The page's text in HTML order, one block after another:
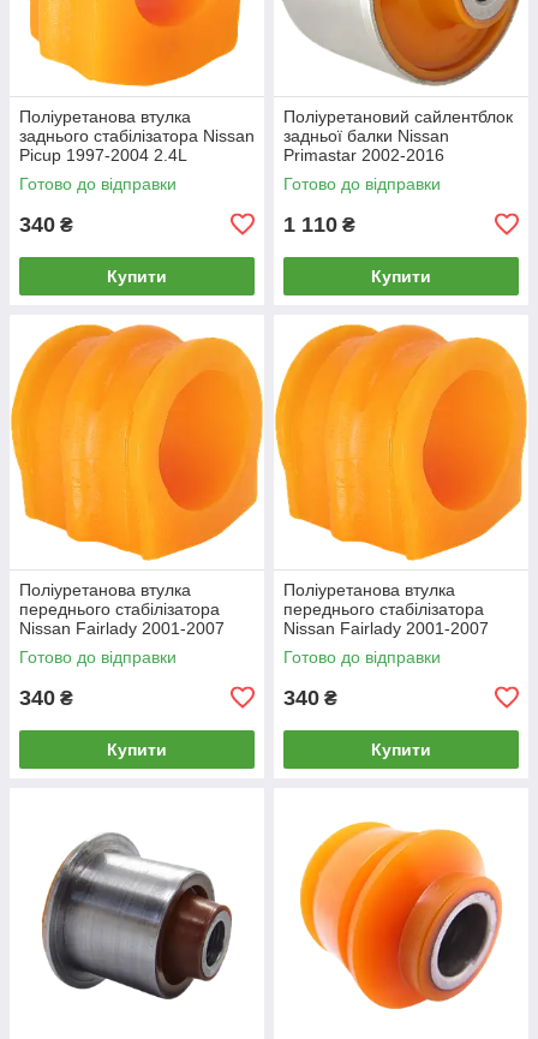
Поліуретанова втулка
заднього стабілізатора Nissan
Picup 1997-2004 2.4L
Готово до відправки
340 ₴
Купити
Поліуретановий сайлентблок
задньої балки Nissan
Primastar 2002-2016
Готово до відправки
1 110 ₴
Купити
Поліуретанова втулка
переднього стабілізатора
Nissan Fairlady 2001-2007
3,5L
Готово до відправки
340 ₴
Купити
Поліуретанова втулка
переднього стабілізатора
Nissan Fairlady 2001-2007
2.5L
Готово до відправки
340 ₴
Купити